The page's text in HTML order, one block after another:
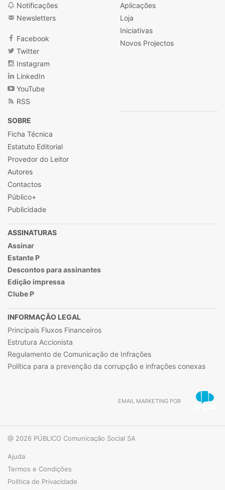
Notificações
Newsletters
Facebook
Twitter
Instagram
LinkedIn
YouTube
RSS
Aplicações
Loja
Iniciativas
Novos Projectos
SOBRE
Ficha Técnica
Estatuto Editorial
Provedor do Leitor
Autores
Contactos
Público+
Publicidade
ASSINATURAS
Assinar
Estante P
Descontos para assinantes
Edição impressa
Clube P
INFORMAÇÃO LEGAL
Principais Fluxos Financeiros
Estrutura Accionista
Regulamento de Comunicação de Infrações
Política para a prevenção da corrupção e infrações conexas
EMAIL MARKETING POR
@ 2026 PÚBLICO Comunicação Social SA
Ajuda
Termos e Condições
Política de Privacidade